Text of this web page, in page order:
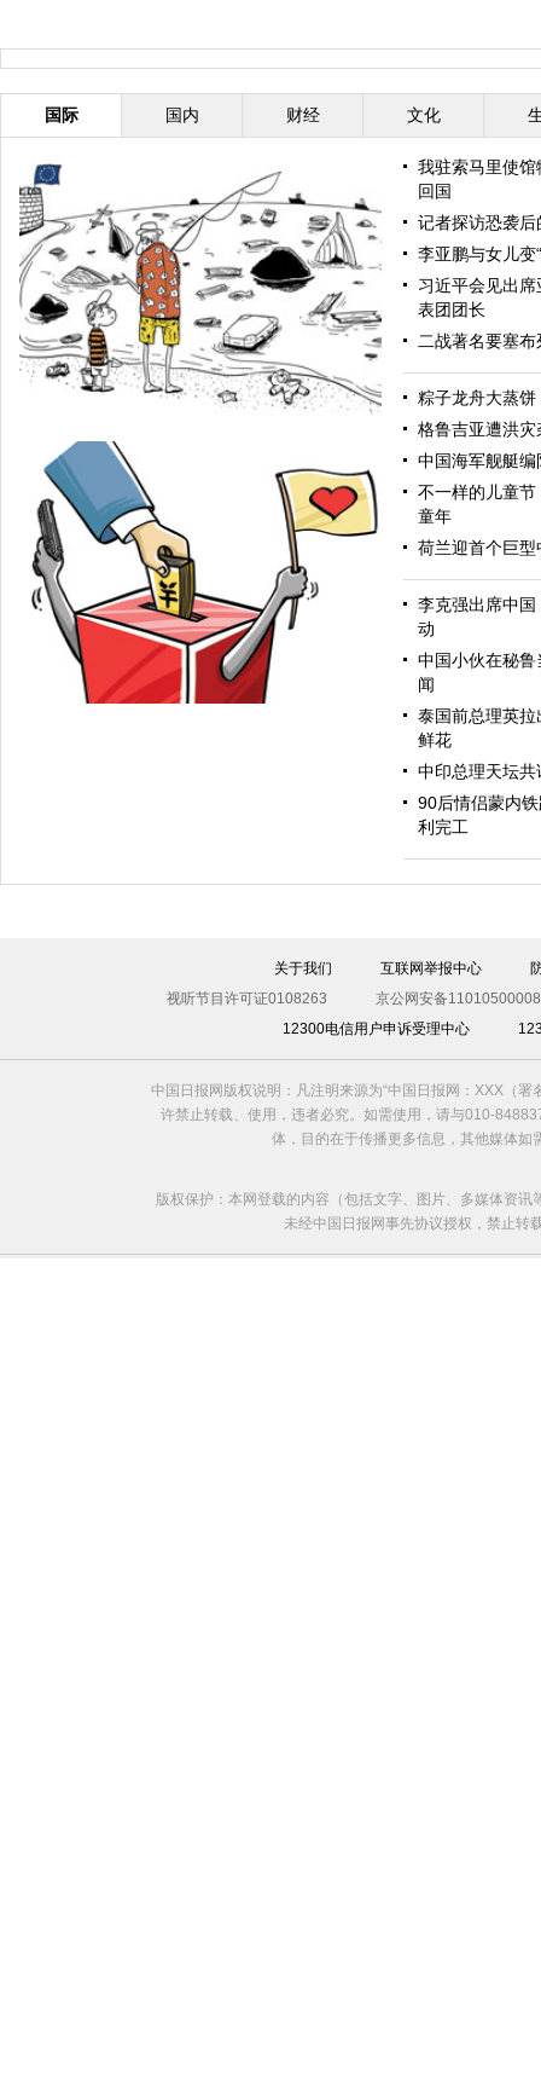
国际 国内 财经 文化
苦难的地中海
我驻索马里使
回国
记者探访恐袭
李亚鹏与女儿变
习近平会见出
表团团长
二战著名要塞
粽子龙舟大蒸
格鲁吉亚遭洪
中国海军舰艇
不一样的儿童
童年
荷兰迎首个巨型
李克强出席中
动
中国小伙在秘鲁
闻
泰国前总理英
鲜花
中印总理天坛共
90后情侣蒙内
利完工
关于我们 互联网举报中心
视听节目许可证0108263
京公网安备
12300电信用户申诉受理中心
中国日报网版权说明：凡注明来源为“中国日报网：XXX（
许禁止转载、使用，违者必究。如需使用，请与010-
体，目的在于传播更多信息，其他媒体
版权保护：本网登载的内容（包括文字、图片、多媒体资
未经中国日报网事先协议授权，禁止转